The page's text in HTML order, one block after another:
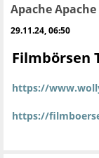
Apache Apache
29.11.24, 06:50
Filmbörsen
https://
https://